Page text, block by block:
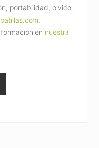
portabilidad, olvido.
.
en nuestra